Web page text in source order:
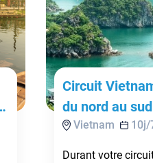
Circuit
du nord au
Vietnam 10j/
Durant votre